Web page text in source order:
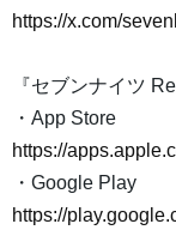
https://x.com/
『セブンナイツ
・App Store
https://
・Google Play
https://